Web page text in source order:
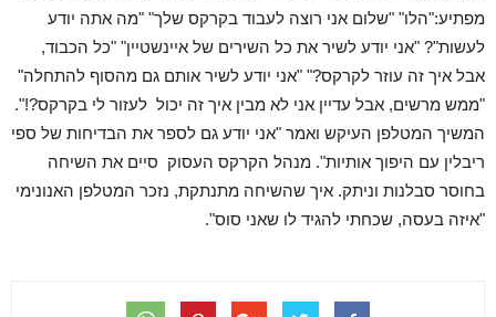
מפתיע:"הלו" "שלום אני רוצה לעבוד בקרקס שלך" "מה אתה יודע
לעשות"? "אני יודע לשיר את כל השירים של איינשטיין" "כל הכבוד,
אבל איך זה עוזר לקרקס?" "אני יודע לשיר אותם גם מהסוף להתחלה"
"ממש מרשים, אבל עדיין אני לא מבין איך זה יכול לעזור לי בקרקס?!".
המשיך המטלפן העיקש ואמר "אני יודע גם לספר את הבדיחות של ספי
ריבלין עם היפוך אותיות". מנהל הקרקס העסוק סיים את השיחה
בחוסר סבלנות וניתק. איך שהשיחה מתנתקת, נזכר המטלפן האנונימי
"איזה בעסה, שכחתי להגיד לו שאני סוס".